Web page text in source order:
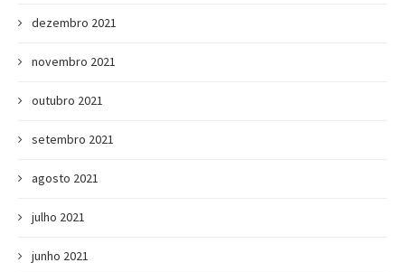
dezembro 2021
novembro 2021
outubro 2021
setembro 2021
agosto 2021
julho 2021
junho 2021